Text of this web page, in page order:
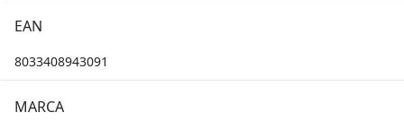
EAN
8033408943091
MARCA